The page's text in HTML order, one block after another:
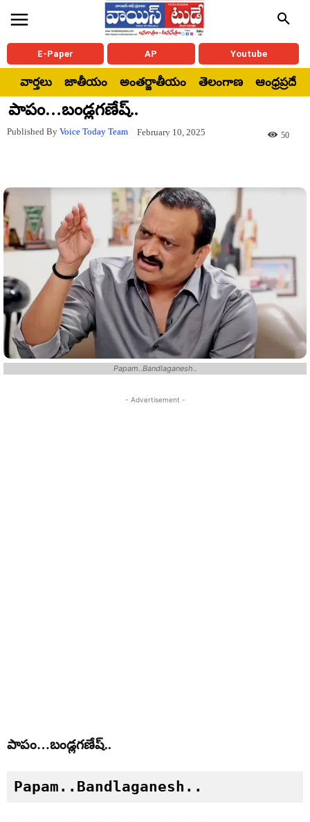
E-Paper AP Youtube
వార్తలు జాతీయం అంతర్జాతీయం తెలంగాణ ఆంధ్రప్రదేశ్
పాపం…బండ్లగణేష్..
Published By Voice Today Team February 10, 2025 50
Papam..Bandlaganesh..
- Advertisement -
పాపం…బండ్లగణేష్..
Papam..Bandlaganesh..